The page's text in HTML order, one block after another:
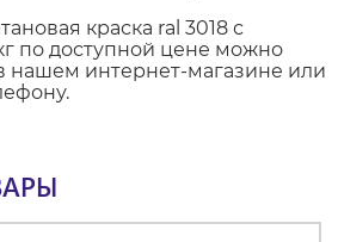
краска ral 3018 с
по доступной цене можно
нашем интернет-магазине или